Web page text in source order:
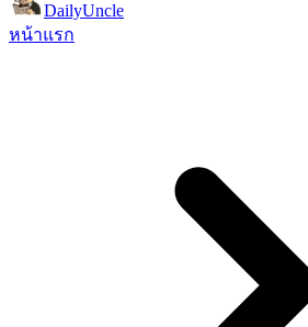
DailyUncle
หน้าแรก